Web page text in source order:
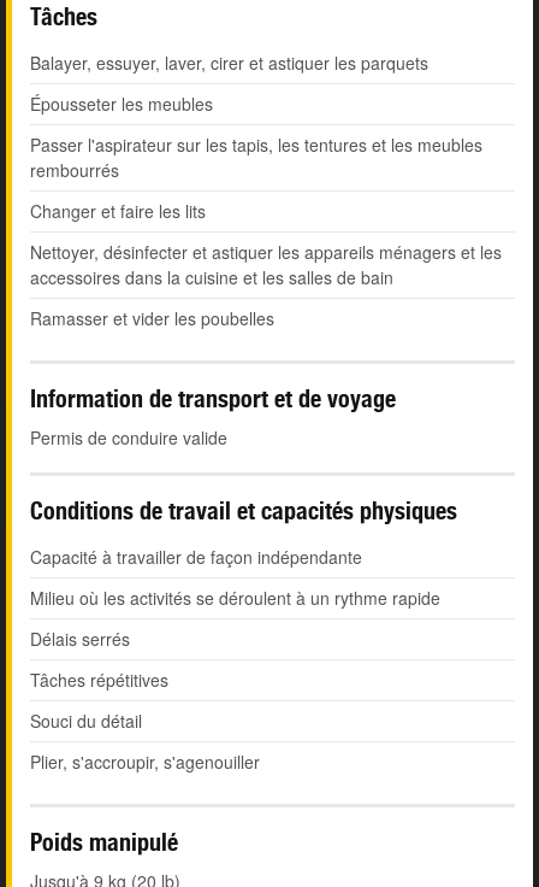
Tâches
Balayer, essuyer, laver, cirer et astiquer les parquets
Épousseter les meubles
Passer l'aspirateur sur les tapis, les tentures et les meubles
rembourrés
Changer et faire les lits
Nettoyer, désinfecter et astiquer les appareils ménagers et les
accessoires dans la cuisine et les salles de bain
Ramasser et vider les poubelles
Information de transport et de voyage
Permis de conduire valide
Conditions de travail et capacités physiques
Capacité à travailler de façon indépendante
Milieu où les activités se déroulent à un rythme rapide
Délais serrés
Tâches répétitives
Souci du détail
Plier, s'accroupir, s'agenouiller
Poids manipulé
Jusqu'à 9 kg (20 lb)